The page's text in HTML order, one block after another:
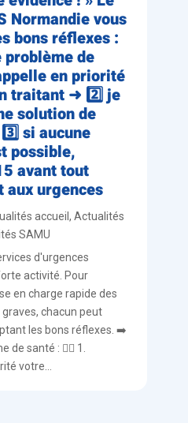
Normandie vous
bons réflexes :
problème de
en priorité
traitant ➜ 2️⃣ je
solution de
si aucune
possible,
avant tout
aux urgences
accueil, Actualités
SAMU
d'urgences
activité. Pour
en charge rapide des
chacun peut
les bons réflexes. ➡️
de santé : 👨‍⚕️ 1.
votre...